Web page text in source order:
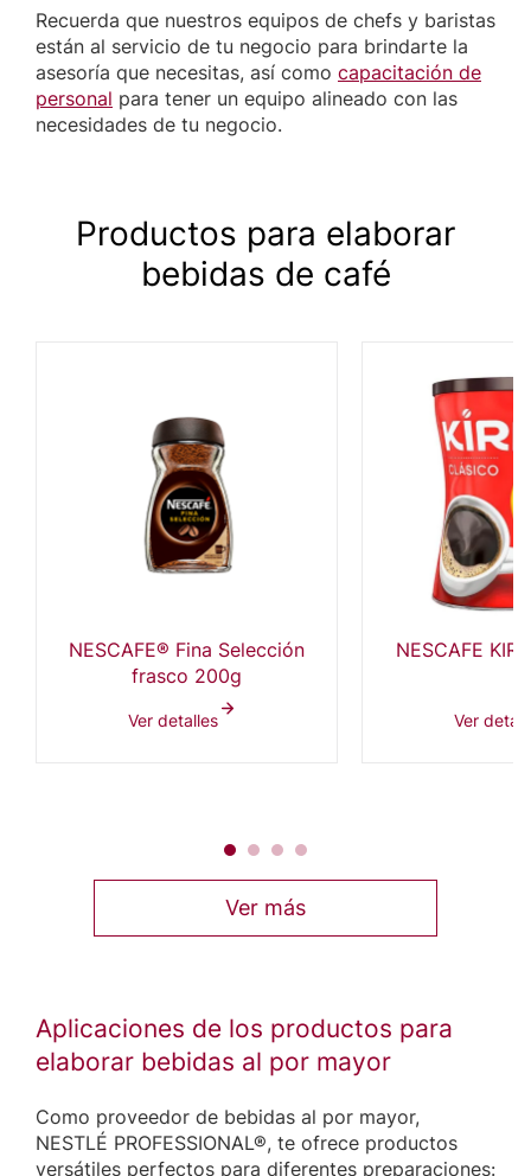
Recuerda que nuestros equipos de chefs y baristas
están al servicio de tu negocio para brindarte la
asesoría que necesitas, así como capacitación de
personal para tener un equipo alineado con las
necesidades de tu negocio.
Productos para elaborar
bebidas de café
NESCAFE® Fina Selección
frasco 200g
Ver detalles
NESCAFE
Ver
Ver más
Aplicaciones de los productos para
elaborar bebidas al por mayor
Como proveedor de bebidas al por mayor,
NESTLÉ PROFESSIONAL®, te ofrece productos
versátiles perfectos para diferentes preparaciones: